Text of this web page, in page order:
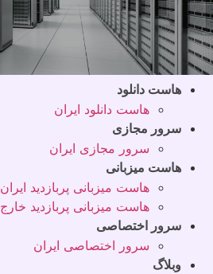
هاست دانلود
هاست دانلود ایران
سرور مجازی
سرور مجازی ایران
هاست میزبانی
هاست میزبانی پربازدید ایران
هاست میزبانی پربازدید خارج
سرور اختصاصی
سرور اختصاصی ایران
وبلاگ